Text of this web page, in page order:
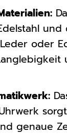
und
oder
genaue